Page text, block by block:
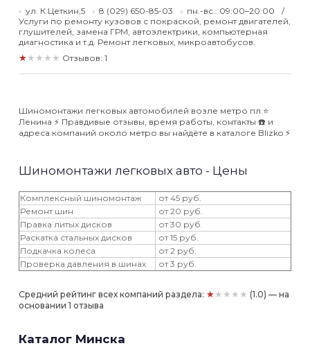
ул. К Цеткин,5 8 (029) 650-85-03
пн.-вс.: 09:00–20:00
Услуги по ремонту кузовов с покраской, ремонт двигателей,
глушителей, замена ГРМ, автоэлектрики, компьютерная
диагностика и т.д. Ремонт легковых, микроавтобусов.
★★★★★ Отзывов: 1
Шиномонтажи легковых автомобилей возле метро пл ⭐️
Ленина ⚡️ Правдивые отзывы, время работы, контакты ☎️ и
адреса компаний около метро вы найдёте в каталоге Blizko ⚡️
Шиномонтажи легковых авто - Цены
Комплексный шиномонтаж
от 45 руб.
Ремонт шин
от 20 руб.
Правка литых дисков
от 30 руб.
Раскатка стальных дисков
от 15 руб.
Подкачка колеса
от 2 руб.
Проверка давления в шинах
от 3 руб.
Средний рейтинг всех компаний раздела: ★★★★★ (1.0) — на
основании 1 отзыва
Каталог Минска